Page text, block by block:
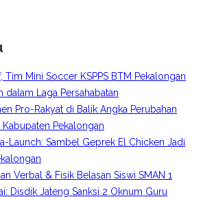
Tim Mini Soccer KSPPS BTM Pekalongan
dalam Laga Persahabatan
Pro-Rakyat di Balik Angka Perubahan
Kabupaten Pekalongan
Launch: Sambel Geprek El Chicken Jadi
Verbal & Fisik Belasan Siswi SMAN 1
Disdik Jateng Sanksi 2 Oknum Guru